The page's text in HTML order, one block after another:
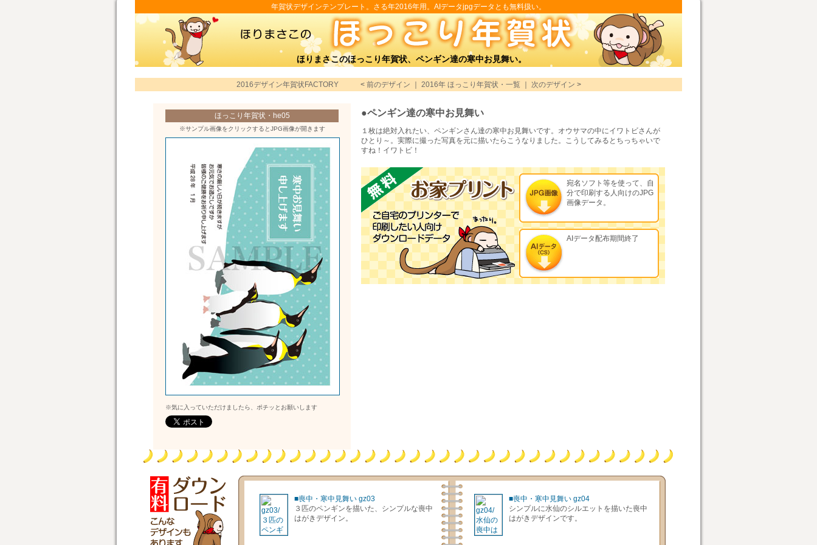
年賀状デザインテンプレート。さる年2016年用。AIデータjpgデータとも無料扱い。
ほりまさこのほっこり年賀状、ペンギン達の寒中お見舞い。
2016デザイン年賀状FACTORY< 前のデザイン 2016年 ほっこり年賀状・一覧｜ 次のデザイン >
ほっこり年賀状・he05
※サンプル画像をクリックするとJPG画像が開きます
※気に入っていただけましたら、ポチッとお願いします
●ペンギン達の寒中お見舞い
１枚は絶対入れたい、ペンギンさん達の寒中お見舞いです。オウサマの中にイワトビさんが
ひとり～。実際に撮った写真を元に描いたらこうなりました。こうしてみるとちっちゃいで
すね！イワトビ！
宛名ソフト等を使って、自
分で印刷する人向けのJPG
画像データ。
AIデータ配布期間終了
■喪中・寒中見舞い gz03
３匹のペンギンを描いた、シンプルな喪中
はがきデザイン。
■喪中・寒中見舞い gz04
シンプルに水仙のシルエットを描いた喪中
はがきデザインです。